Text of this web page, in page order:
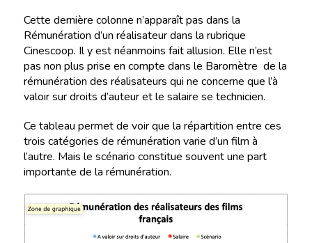
Cette dernière colonne n’apparaît pas dans la
Rémunération d’un réalisateur dans la rubrique
Cinescoop. Il y est néanmoins fait allusion. Elle n’est
pas non plus prise en compte dans le Baromètre de la
rémunération des réalisateurs qui ne concerne que l’à
valoir sur droits d’auteur et le salaire se technicien.
Ce tableau permet de voir que la répartition entre ces
trois catégories de rémunération varie d’un film à
l’autre. Mais le scénario constitue souvent une part
importante de la rémunération.